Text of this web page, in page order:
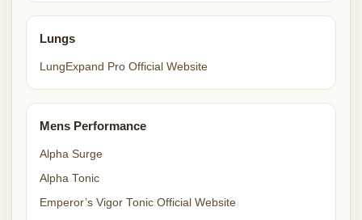
Lungs
LungExpand Pro Official Website
Mens Performance
Alpha Surge
Alpha Tonic
Emperor’s Vigor Tonic Official Website